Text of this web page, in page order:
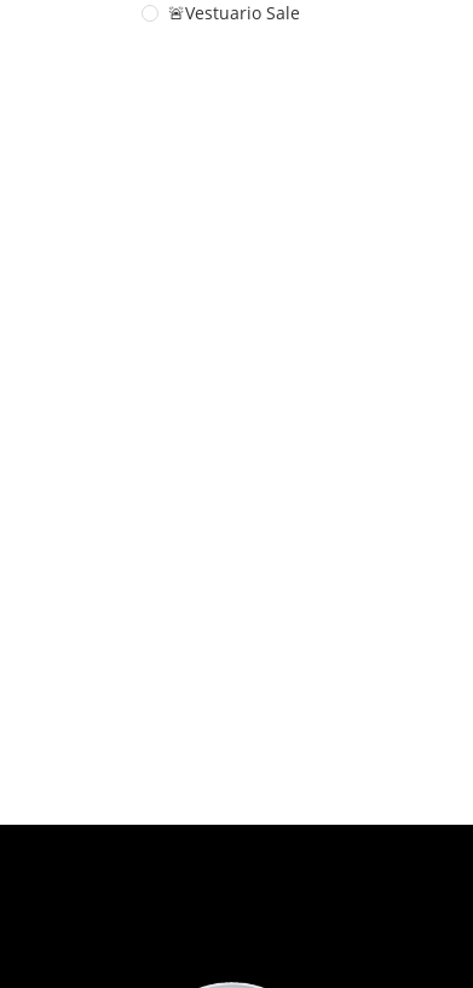
🚨Vestuario Sale